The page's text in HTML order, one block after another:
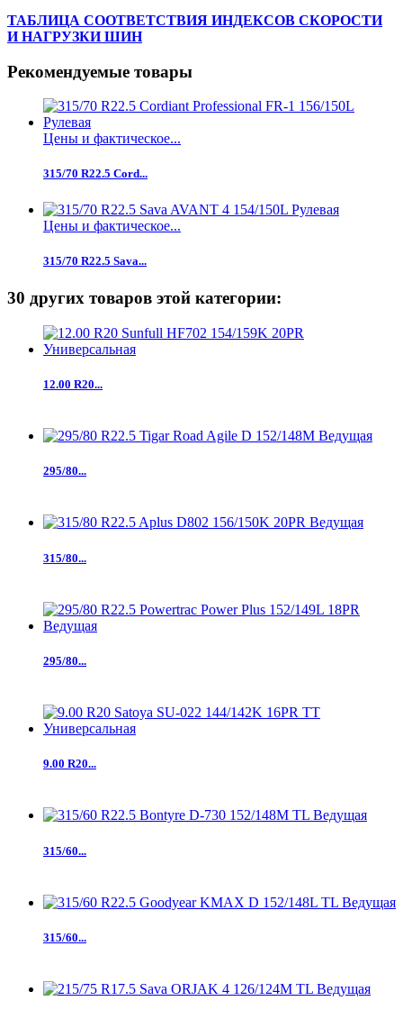
ТАБЛИЦА СООТВЕТСТВИЯ ИНДЕКСОВ СКОРОСТИ
И НАГРУЗКИ ШИН
Рекомендуемые товары
Цены и фактическое...
315/70 R22.5 Cord...
Цены и фактическое...
315/70 R22.5 Sava...
30 других товаров этой категории:
12.00 R20...
295/80...
315/80...
295/80...
9.00 R20...
315/60...
315/60...